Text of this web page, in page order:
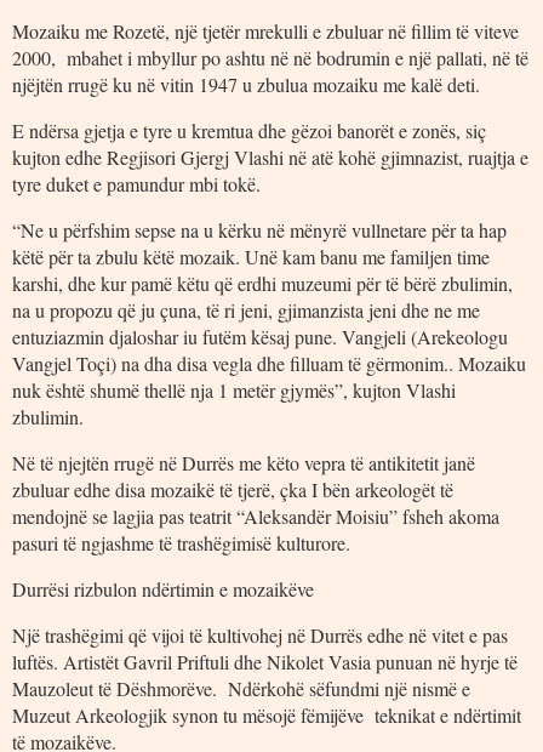
Mozaiku me Rozetë, një tjetër mrekulli e zbuluar në fillim të viteve
2000, mbahet i mbyllur po ashtu në në bodrumin e një pallati, në të
njëjtën rrugë ku në vitin 1947 u zbulua mozaiku me kalë deti.
E ndërsa gjetja e tyre u kremtua dhe gëzoi banorët e zonës, siç
kujton edhe Regjisori Gjergj Vlashi në atë kohë gjimnazist, ruajtja e
tyre duket e pamundur mbi tokë.
“Ne u përfshim sepse na u kërku në mënyrë vullnetare për ta hap
këtë për ta zbulu këtë mozaik. Unë kam banu me familjen time
karshi, dhe kur pamë këtu që erdhi muzeumi për të bërë zbulimin,
na u propozu që ju çuna, të ri jeni, gjimanzista jeni dhe ne me
entuziazmin djaloshar iu futëm kësaj pune. Vangjeli (Arekeologu
Vangjel Toçi) na dha disa vegla dhe filluam të gërmonim.. Mozaiku
nuk është shumë thellë nja 1 metër gjymës”, kujton Vlashi
zbulimin.
Në të njejtën rrugë në Durrës me këto vepra të antikitetit janë
zbuluar edhe disa mozaikë të tjerë, çka I bën arkeologët të
mendojnë se lagjia pas teatrit “Aleksandër Moisiu” fsheh akoma
pasuri të ngjashme të trashëgimisë kulturore.
Durrësi rizbulon ndërtimin e mozaikëve
Një trashëgimi që vijoi të kultivohej në Durrës edhe në vitet e pas
luftës. Artistët Gavril Priftuli dhe Nikolet Vasia punuan në hyrje të
Mauzoleut të Dëshmorëve. Ndërkohë sëfundmi një nismë e
Muzeut Arkeologjik synon tu mësojë fëmijëve teknikat e ndërtimit
të mozaikëve.